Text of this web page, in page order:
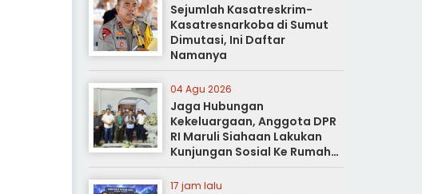
Sejumlah Kasatreskrim-
Kasatresnarkoba di Sumut
Dimutasi, Ini Daftar
Namanya
04 Agu 2026
Jaga Hubungan
Kekeluargaan, Anggota DPR
RI Maruli Siahaan Lakukan
Kunjungan Sosial Ke Rumah
Duka
17 jam lalu